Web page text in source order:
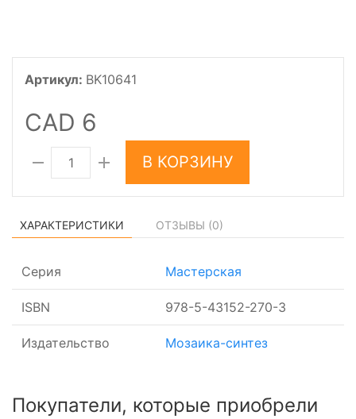
Артикул: BK10641
CAD 6
В КОРЗИНУ
ХАРАКТЕРИСТИКИ ОТЗЫВЫ (0)
Серия Мастерская
ISBN 978-5-43152-270-3
Издательство Мозаика-синтез
Покупатели, которые приобрели